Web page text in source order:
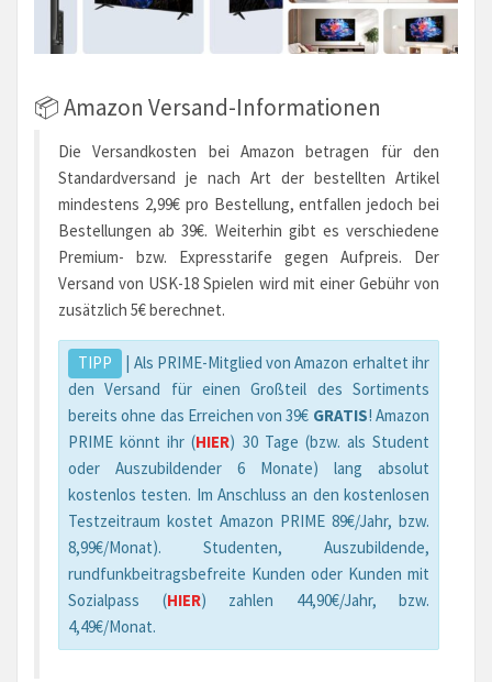
📦 Amazon Versand-Informationen
Die Versandkosten bei Amazon betragen für den
Standardversand je nach Art der bestellten Artikel
mindestens 2,99€ pro Bestellung, entfallen jedoch bei
Bestellungen ab 39€. Weiterhin gibt es verschiedene
Premium- bzw. Expresstarife gegen Aufpreis. Der
Versand von USK-18 Spielen wird mit einer Gebühr von
zusätzlich 5€ berechnet.
TIPP
| Als PRIME-Mitglied von Amazon erhaltet ihr
den Versand für einen Großteil des Sortiments
bereits ohne das Erreichen von 39€ GRATIS! Amazon
PRIME könnt ihr (HIER) 30 Tage (bzw. als Student
oder Auszubildender 6 Monate) lang absolut
kostenlos testen. Im Anschluss an den kostenlosen
Testzeitraum kostet Amazon PRIME 89€/Jahr, bzw.
8,99€/Monat). Studenten, Auszubildende,
rundfunkbeitragsbefreite Kunden oder Kunden mit
Sozialpass (HIER) zahlen 44,90€/Jahr, bzw.
4,49€/Monat.